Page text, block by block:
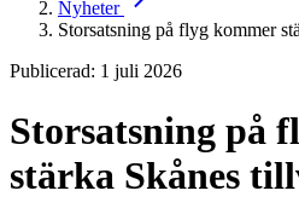
Nyheter
Storsatsning på flyg kommer
Publicerad: 1 juli 2026
Storsatsning på
stärka Skånes